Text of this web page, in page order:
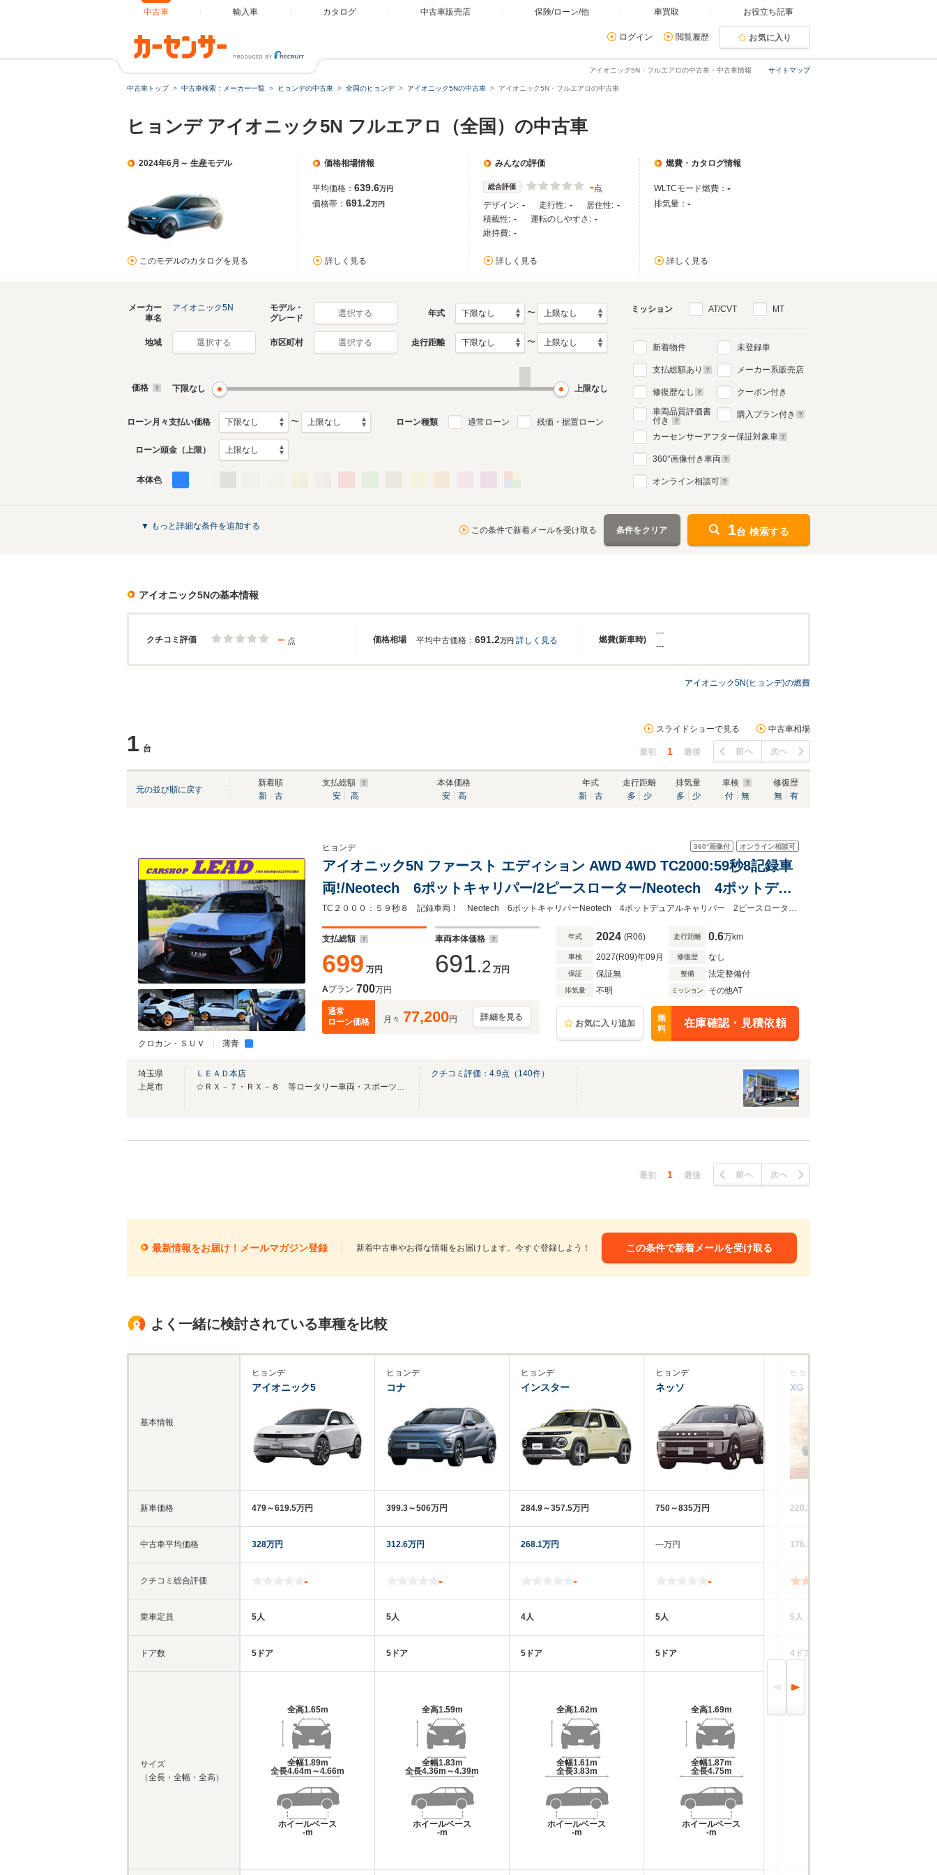
中古車 輸入車 カタログ 中古車販売店 保険/ローン/他 車買取 お役立ち記事
ログイン 閲覧履歴 お気に入り
サイトマップ
アイオニック5N・フルエアロの中古車・中古車情報
中古車トップ 中古車検索：メーカー一覧 ヒョンデの中古車 全国のヒョンデ アイオニック5Nの中古車 アイオニック5N・フルエアロの中古車
ヒョンデ アイオニック5N フルエアロ（全国）の中古車
2024年6月～ 生産モデル
このモデルのカタログを見る
価格相場情報
平均価格： 639.6万円
価格帯： 691.2万円
詳しく見る
みんなの評価
総合評価 -点
デザイン: - 走行性: - 居住性: -
積載性: - 運転のしやすさ: -
維持費: -
詳しく見る
燃費・カタログ情報
WLTCモード燃費： -
排気量： -
詳しく見る
メーカー
車名
アイオニック5N
モデル・
グレード
選択する 年式 〜
地域 選択する 市区町村 選択する 走行距離 〜
価格 下限なし 上限なし
ローン月々支払い価格 〜 ローン種類 通常ローン 残価・据置ローン
ローン頭金（上限）
本体色
ミッション AT/CVT MT
新着物件
支払総額あり
修復歴なし
車両品質評価書
付き
未登録車
メーカー系販売店
クーポン付き
購入プラン付き
カーセンサーアフター保証対象車
360°画像付き車両
オンライン相談可
▼ もっと詳細な条件を追加する この条件で新着メールを受け取る 条件をクリア 1台 検索する
アイオニック5Nの基本情報
クチコミ評価 価格相場 燃費(新車時)
－ 点 平均中古価格： 691.2万円 詳しく見る
---
---
アイオニック5N(ヒョンデ)の燃費
1 台
スライドショーで見る 中古車相場
最初 1 最後 前へ 次へ
元の並び順に戻す
新着順
新
古
支払総額
安
高
本体価格
安
高
年式
新
古
走行距離
多
少
排気量
多
少
車検
付
無
修復歴
無
有
クロカン・ＳＵＶ 薄青
360°画像付 オンライン相談可
ヒョンデ
アイオニック5N ファースト エディション AWD 4WD TC2000:59秒8記録車
両!/Neotech 6ポットキャリパー/2ピースローター/Neotech 4ポットデュ
アルキャリパー/車高調コイルオーバー化/フロントナックル/ワンオフフルピ
ロアーム
TC２０００：５９秒８ 記録車両！ Neotech 6ポットキャリパーNeotech 4ポットデュアルキャリパー 2ピースローター ＢＲＩＤＥトシートその他改造多数！
支払総額
699 万円
車両本体価格
691.2 万円
Aプラン 700万円
通常
ローン価格
月々 77,200円 詳細を見る
年式 2024 (R06) 走行距離 0.6万km
車検 2027(R09)年09月 修復歴 なし
保証 保証無 整備 法定整備付
排気量 不明 ミッション その他AT
お気に入り追加
無
料
在庫確認・見積依頼
埼玉県
上尾市
ＬＥＡＤ本店
☆ＲＸ－７・ＲＸ－８ 等ロータリー車両・スポーツカー＆チューニングカー専門店☆
クチコミ評価： 4.9点（ 140件）
最初 1 最後 前へ 次へ
最新情報をお届け！メールマガジン登録 新着中古車やお得な情報をお届けします。今すぐ登録しよう！ この条件で新着メールを受け取る
よく一緒に検討されている車種を比較
基本情報
新車価格
中古車平均価格
クチコミ総合評価
乗車定員
ドア数
サイズ
（全長・全幅・全高）
ヒョンデ
アイオニック5
479～619.5万円
328万円
-
5人
5ドア
全高1.65m
全幅1.89m
全長4.64m～4.66m
ホイールベース
-m
ヒョンデ
コナ
399.3～506万円
312.6万円
-
5人
5ドア
全高1.59m
全幅1.83m
全長4.36m～4.39m
ホイールベース
-m
ヒョンデ
インスター
284.9～357.5万円
268.1万円
-
4人
5ドア
全高1.62m
全幅1.61m
全長3.83m
ホイールベース
-m
ヒョンデ
ネッソ
750～835万円
‐‐‐万円
-
5人
5ドア
全高1.69m
全幅1.87m
全長4.75m
ホイールベース
-m
ヒョンデ
XG
220.3万円
176.1万円
5人
4ドア